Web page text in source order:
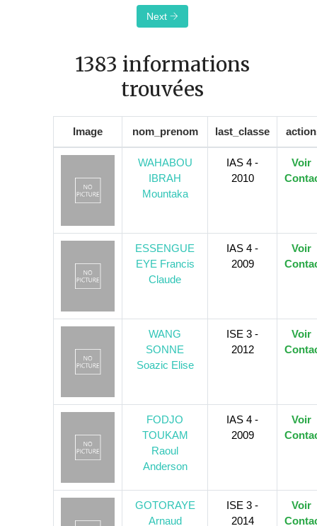
Next
1383 informations
trouvées
Image nom_prenom last_classe
WAHABOU
IBRAH
Mountaka
IAS 4 -
2010
Voir
ESSENGUE
EYE Francis
Claude
IAS 4 -
2009
Voir
WANG
SONNE
Soazic Elise
ISE 3 -
2012
Voir
FODJO
TOUKAM
Raoul
Anderson
IAS 4 -
2009
Voir
GOTORAYE
Arnaud
ISE 3 -
2014
Voir